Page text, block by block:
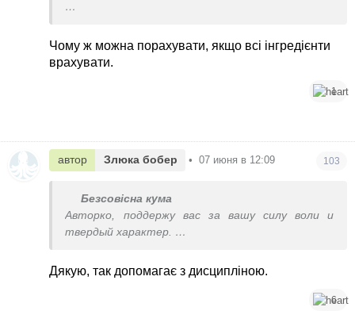
Чому ж можна порахувати, якщо всі інгредієнти
врахувати.
1
автор Злюка бобер • 07 июня в 12:09 103
Безсовісна кума
Авторко, поддержу вас за вашу силу воли и
твердый характер.
Если вам помогают эти темы держаться на
на личности местных пиявок какого бы роста и
Дякую, так допомагає з дисципліною.
6